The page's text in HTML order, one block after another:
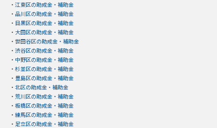
・ 江東区の助成金・補助金
・ 品川区の助成金・補助金
・ 目黒区の助成金・補助金
・ 大田区の助成金・補助金
・ 世田谷区の助成金・補助金
・ 渋谷区の助成金・補助金
・ 中野区の助成金・補助金
・ 杉並区の助成金・補助金
・ 豊島区の助成金・補助金
・ 北区の助成金・補助金
・ 荒川区の助成金・補助金
・ 板橋区の助成金・補助金
・ 練馬区の助成金・補助金
・ 足立区の助成金・補助金